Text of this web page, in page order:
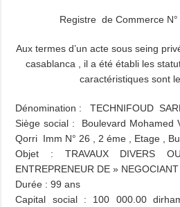
Registre de Commerce N°
Aux termes d’un acte sous seing
casablanca , il a été établi les
caractéristiques sont
Dénomination : TECHNIFOUD
Siège social : Boulevard
Qorri Imm N° 26 , 2 éme , Etage ,
Objet : TRAVAUX DIVERS
ENTREPRENEUR DE » NEGOCIANT .
Durée : 99 ans
Capital social : 100 000.00